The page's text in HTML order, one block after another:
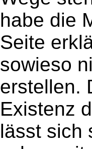
habe die
Seite
sowieso
erstellen.
Existenz
lässt sich